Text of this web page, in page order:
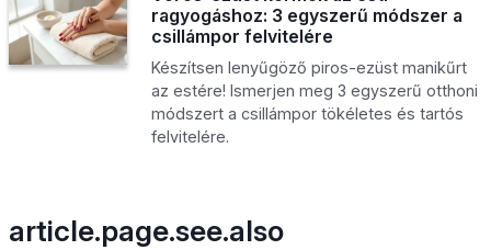
ragyogáshoz: 3 egyszerű módszer a
csillámpor felvitelére
Készítsen lenyűgöző piros-ezüst manikűrt
az estére! Ismerjen meg 3 egyszerű otthoni
módszert a csillámpor tökéletes és tartós
felvitelére.
article.page.see.also